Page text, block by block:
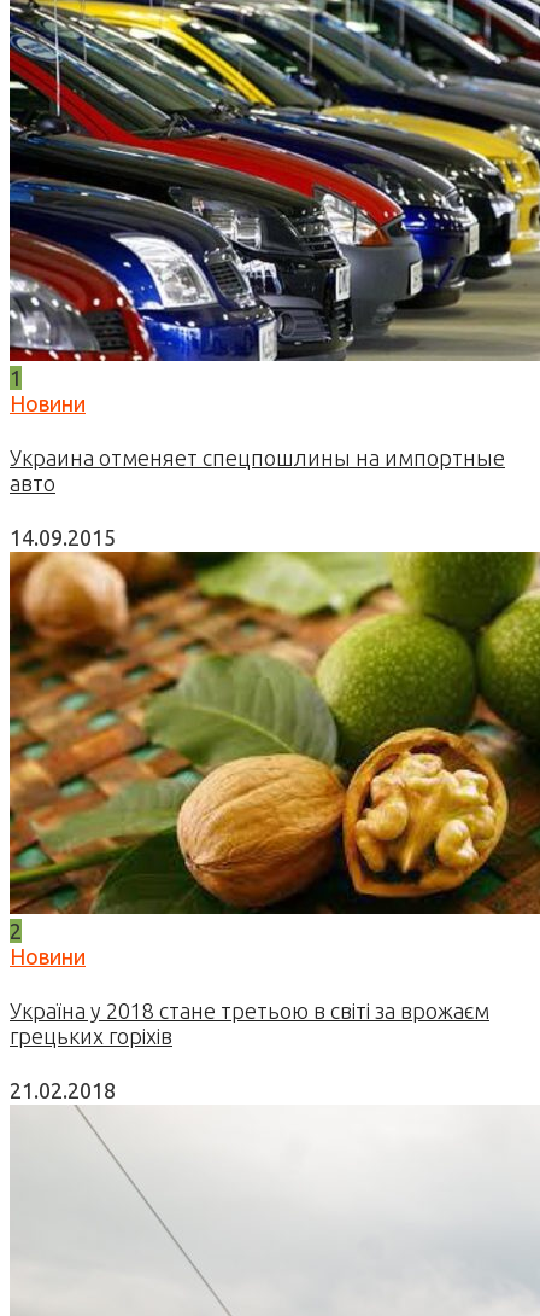
1
Новини
Украина отменяет спецпошлины на импортные
авто
14.09.2015
2
Новини
Україна у 2018 стане третьою в світі за врожаєм
грецьких горіхів
21.02.2018